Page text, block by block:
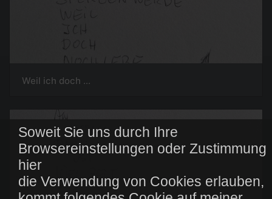
Soweit Sie uns durch Ihre
Browsereinstellungen oder Zustimmung
hier
die Verwendung von Cookies erlauben,
Weil ich doch ...